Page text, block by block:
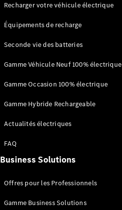
stock
Configurez
véhicule
Classe A
Trouvez un
neuf en
Configurez
Recharger votre véhicule électrique
Équipements de recharge
Seconde vie des batteries
Gamme Véhicule Neuf 100% électrique
Gamme Occasion 100% électrique
Gamme Hybride Rechargeable
Actualités électriques
FAQ
Business Solutions
Offres pour les Professionnels
Gamme Business Solutions